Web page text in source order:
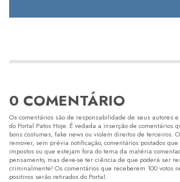
0 COMENTÁRIO
Os comentários são de responsabilidade de seus autores
do Portal Patos Hoje. É vedada a inserção de comentários
bons costumes, fake news ou violem direitos de terceiros.
remover, sem prévia notificação, comentários postados
impostos ou que estejam fora do tema da matéria
pensamento, mas deve-se ter ciência de que poderá ser
criminalmente! Os comentários que receberem 100 votos
positivos serão retirados do Portal.